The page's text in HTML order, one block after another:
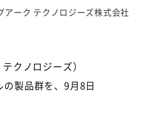
アーク テクノロジーズ株式会社
クノロジーズ）
製品群を、9月8日